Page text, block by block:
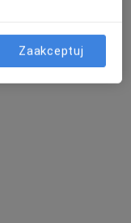
Zaakceptuj